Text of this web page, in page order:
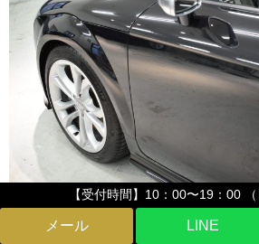
【受付時間】10：00〜19：00 （
LINE